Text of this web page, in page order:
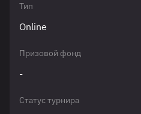
Тип
Online
Призовой фонд
-
Статус турнира